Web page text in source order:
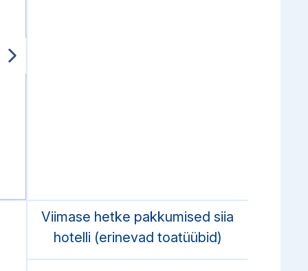
Viimase hetke pakkumised siia
hotelli (erinevad toatüübid)